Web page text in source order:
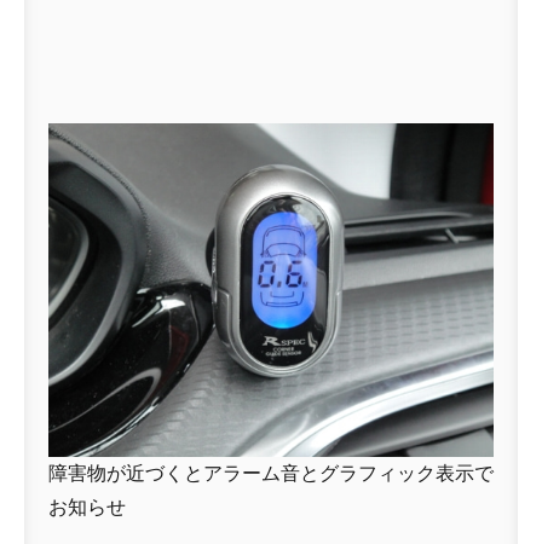
障害物が近づくとアラーム音とグラフィック表示で
お知らせ